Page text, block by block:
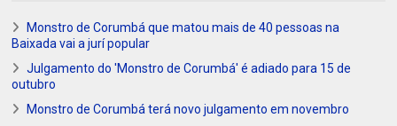
Monstro de Corumbá que matou mais de 40 pessoas na
Baixada vai a jurí popular
Julgamento do 'Monstro de Corumbá' é adiado para 15 de
outubro
Monstro de Corumbá terá novo julgamento em novembro